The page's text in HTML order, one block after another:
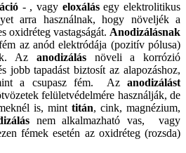
- , vagy eloxálásegy elektrolitikus
arra használnak, hogy növeljék a
oxidréteg vastagságát. Anodizálásnak
az anód elektródája (pozitív pólusa)
Az anodizálásnöveli a korrózió
jobb tapadást biztosít az alapozáshoz,
mint a csupasz fém. Az anodizálást
felületvédelmére használják, de
is, mint titán, cink, magnézium,
nem alkalmazható vas, vagy
fémek esetén az oxidréteg (rozsda)